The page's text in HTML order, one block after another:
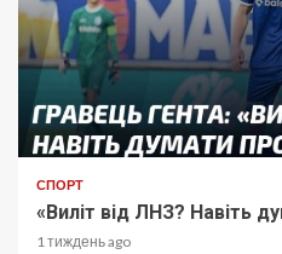
СПОРТ
«Виліт від ЛНЗ? Навіть
1 тиждень ago